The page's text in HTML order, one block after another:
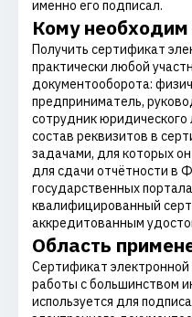
именно его подписал.
Кому
Получить сертификат
практически любой
документооборота:
предприниматель,
сотрудник
состав реквизитов в
задачами, для которых
для сдачи отчётности в
государственных
квалифицированный
аккредитованным
Область
Сертификат
работы с большинством
используется для